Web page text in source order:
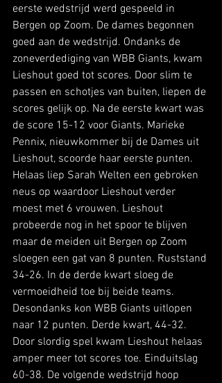
eerste wedstrijd werd gespeeld in
Bergen op Zoom. De dames begonnen
goed aan de wedstrijd. Ondanks de
zoneverdediging van WBB Giants, kwam
Lieshout goed tot scores. Door slim te
passen en schotjes van buiten, liepen de
scores gelijk op. Na de eerste kwart was
de score 15-12 voor Giants. Marieke
Pennix, nieuwkommer bij de Dames uit
Lieshout, scoorde haar eerste punten.
Helaas liep Sarah Welten een gebroken
neus op waardoor Lieshout verder
moest met 6 vrouwen. Lieshout
probeerde nog in het spoor te blijven
maar de meiden uit Bergen op Zoom
sloegen een gat van 8 punten. Ruststand
34-26. In de derde kwart sloeg de
vermoeidheid toe bij beide teams.
Desondanks kon WBB Giants uitlopen
naar 12 punten. Derde kwart, 44-32.
Door slordig spel kwam Lieshout helaas
amper meer tot scores toe. Einduitslag
60-38. De volgende wedstrijd hoop